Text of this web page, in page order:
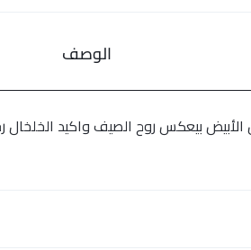
الوصف
الأبيض بيعكس روح الصيف واكيد